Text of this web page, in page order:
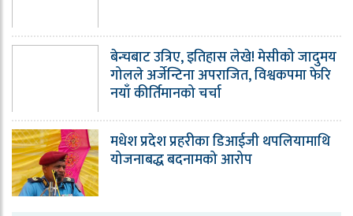
बेन्चबाट उत्रिए, इतिहास लेखे! मेसीको जादुमय
गोलले अर्जेन्टिना अपराजित, विश्वकपमा फेरि
नयाँ कीर्तिमानको चर्चा
मधेश प्रदेश प्रहरीका डिआईजी थपलियामाथि
योजनाबद्ध बदनामको आरोप